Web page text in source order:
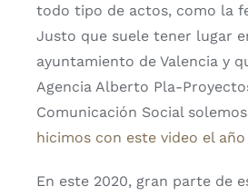
todo tipo de actos, como la
Justo que suele tener lugar
ayuntamiento de Valencia y
Agencia Alberto Pla-
Comunicación Social
hicimos con este video el año
En este 2020, gran parte de